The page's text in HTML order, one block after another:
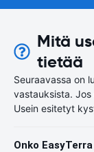
Mitä
tietää
Seuraavassa on
vastauksista.
Usein esitetyt
Onko